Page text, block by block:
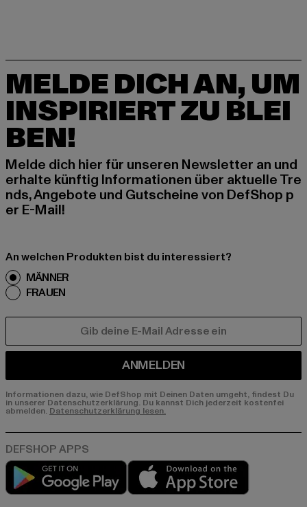
MELDE DICH AN, UM
INSPIRIERT ZU BLEI
BEN!
Melde dich hier für unseren Newsletter an und
erhalte künftig Informationen über aktuelle Tre
nds, Angebote und Gutscheine von DefShop p
er E-Mail!
An welchen Produkten bist du interessiert?
MÄNNER
FRAUEN
ANMELDEN
Informationen dazu, wie DefShop mit Deinen Daten umgeht, findest Du
in unserer Datenschutzerklärung. Du kannst Dich jederzeit kostenfei
abmelden. Datenschutzerklärung lesen.
Play market